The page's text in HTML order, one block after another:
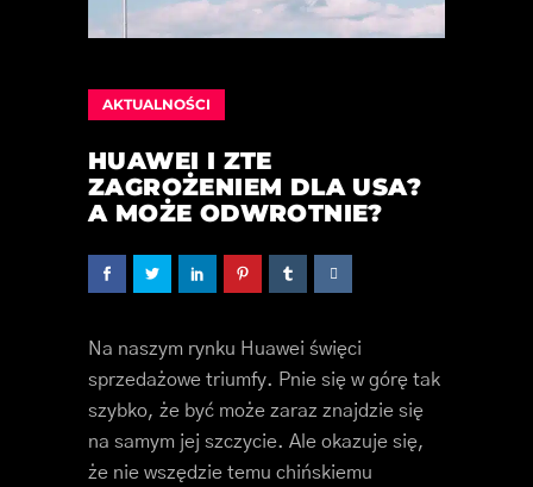
AKTUALNOŚCI
HUAWEI I ZTE
ZAGROŻENIEM DLA USA?
A MOŻE ODWROTNIE?
Na naszym rynku Huawei święci
sprzedażowe triumfy. Pnie się w górę tak
szybko, że być może zaraz znajdzie się
na samym jej szczycie. Ale okazuje się,
że nie wszędzie temu chińskiemu